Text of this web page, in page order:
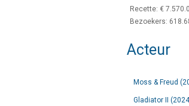
Recette: €
Bezoekers:
Acteur
Moss & Freud
Gladiator II